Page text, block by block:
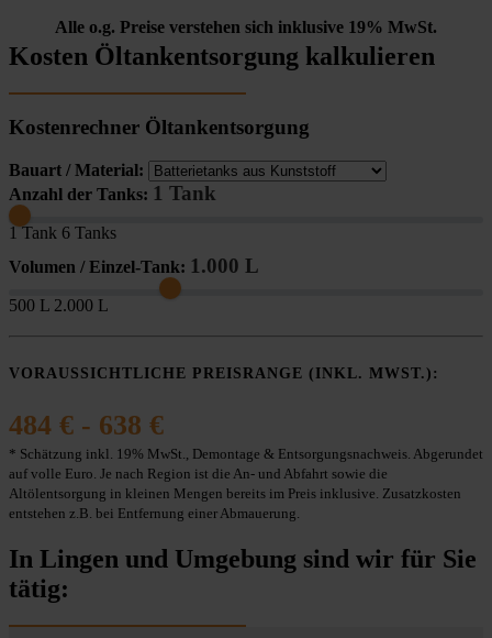
Alle o.g. Preise verstehen sich inklusive 19% MwSt.
Kosten Öltankentsorgung kalkulieren
Kostenrechner Öltankentsorgung
Bauart / Material:
Anzahl der Tanks: 1 Tank
1 Tank 6 Tanks
Volumen / Einzel-Tank: 1.000 L
500 L 2.000 L
VORAUSSICHTLICHE PREISRANGE (INKL. MWST.):
484 € - 638 €
* Schätzung inkl. 19% MwSt., Demontage & Entsorgungsnachweis. Abgerundet
auf volle Euro. Je nach Region ist die An- und Abfahrt sowie die
Altölentsorgung in kleinen Mengen bereits im Preis inklusive. Zusatzkosten
entstehen z.B. bei Entfernung einer Abmauerung.
In Lingen und Umgebung sind wir für Sie
tätig: